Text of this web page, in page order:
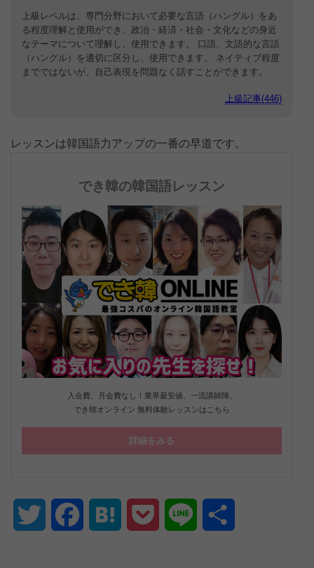
上級レベルは、専門分野において必要な言語（ハングル）をあ
る程度理解と使用ができ、政治・経済・社会・文化などの身近
なテーマについて理解し、使用できます。 口語、文語的な言語
（ハングル）を適切に区分し、使用できます。 ネイティブ程度
までではないが、自己表現を問題なく話すことができます。
上級記事(446)
レッスンは韓国語力アップの一番の早道です。
でき韓の韓国語レッスン
入会費、月会費なし！業界最安値、一流講師陣。
でき韓オンライン 無料体験レッスンはこちら
詳細をみる
Twitter FacebookHatena Pocket Line